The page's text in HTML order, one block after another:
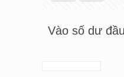
Vào số dư